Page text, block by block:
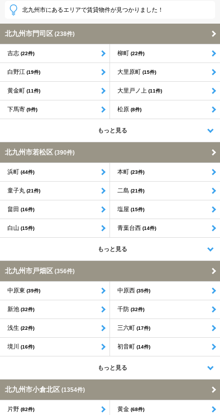
北九州市にあるエリアで賃貸物件が見つかりました！
北九州市門司区 (238件)
吉志 (22件) 柳町 (22件)
白野江 (19件) 大里原町 (15件)
黄金町 (11件) 大里戸ノ上 (11件)
下馬寄 (9件) 松原 (8件)
もっと見る
北九州市若松区 (390件)
浜町 (44件) 本町 (23件)
童子丸 (21件) 二島 (21件)
畠田 (16件) 塩屋 (15件)
白山 (15件) 青葉台西 (14件)
もっと見る
北九州市戸畑区 (356件)
中原東 (39件) 中原西 (35件)
新池 (32件) 千防 (32件)
浅生 (22件) 三六町 (17件)
境川 (16件) 初音町 (14件)
もっと見る
北九州市小倉北区 (1354件)
片野 (82件) 黄金 (68件)